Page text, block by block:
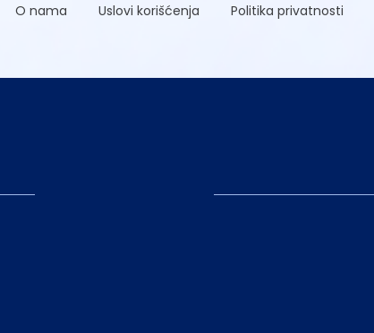
O nama Uslovi korišćenja Politika privatnosti